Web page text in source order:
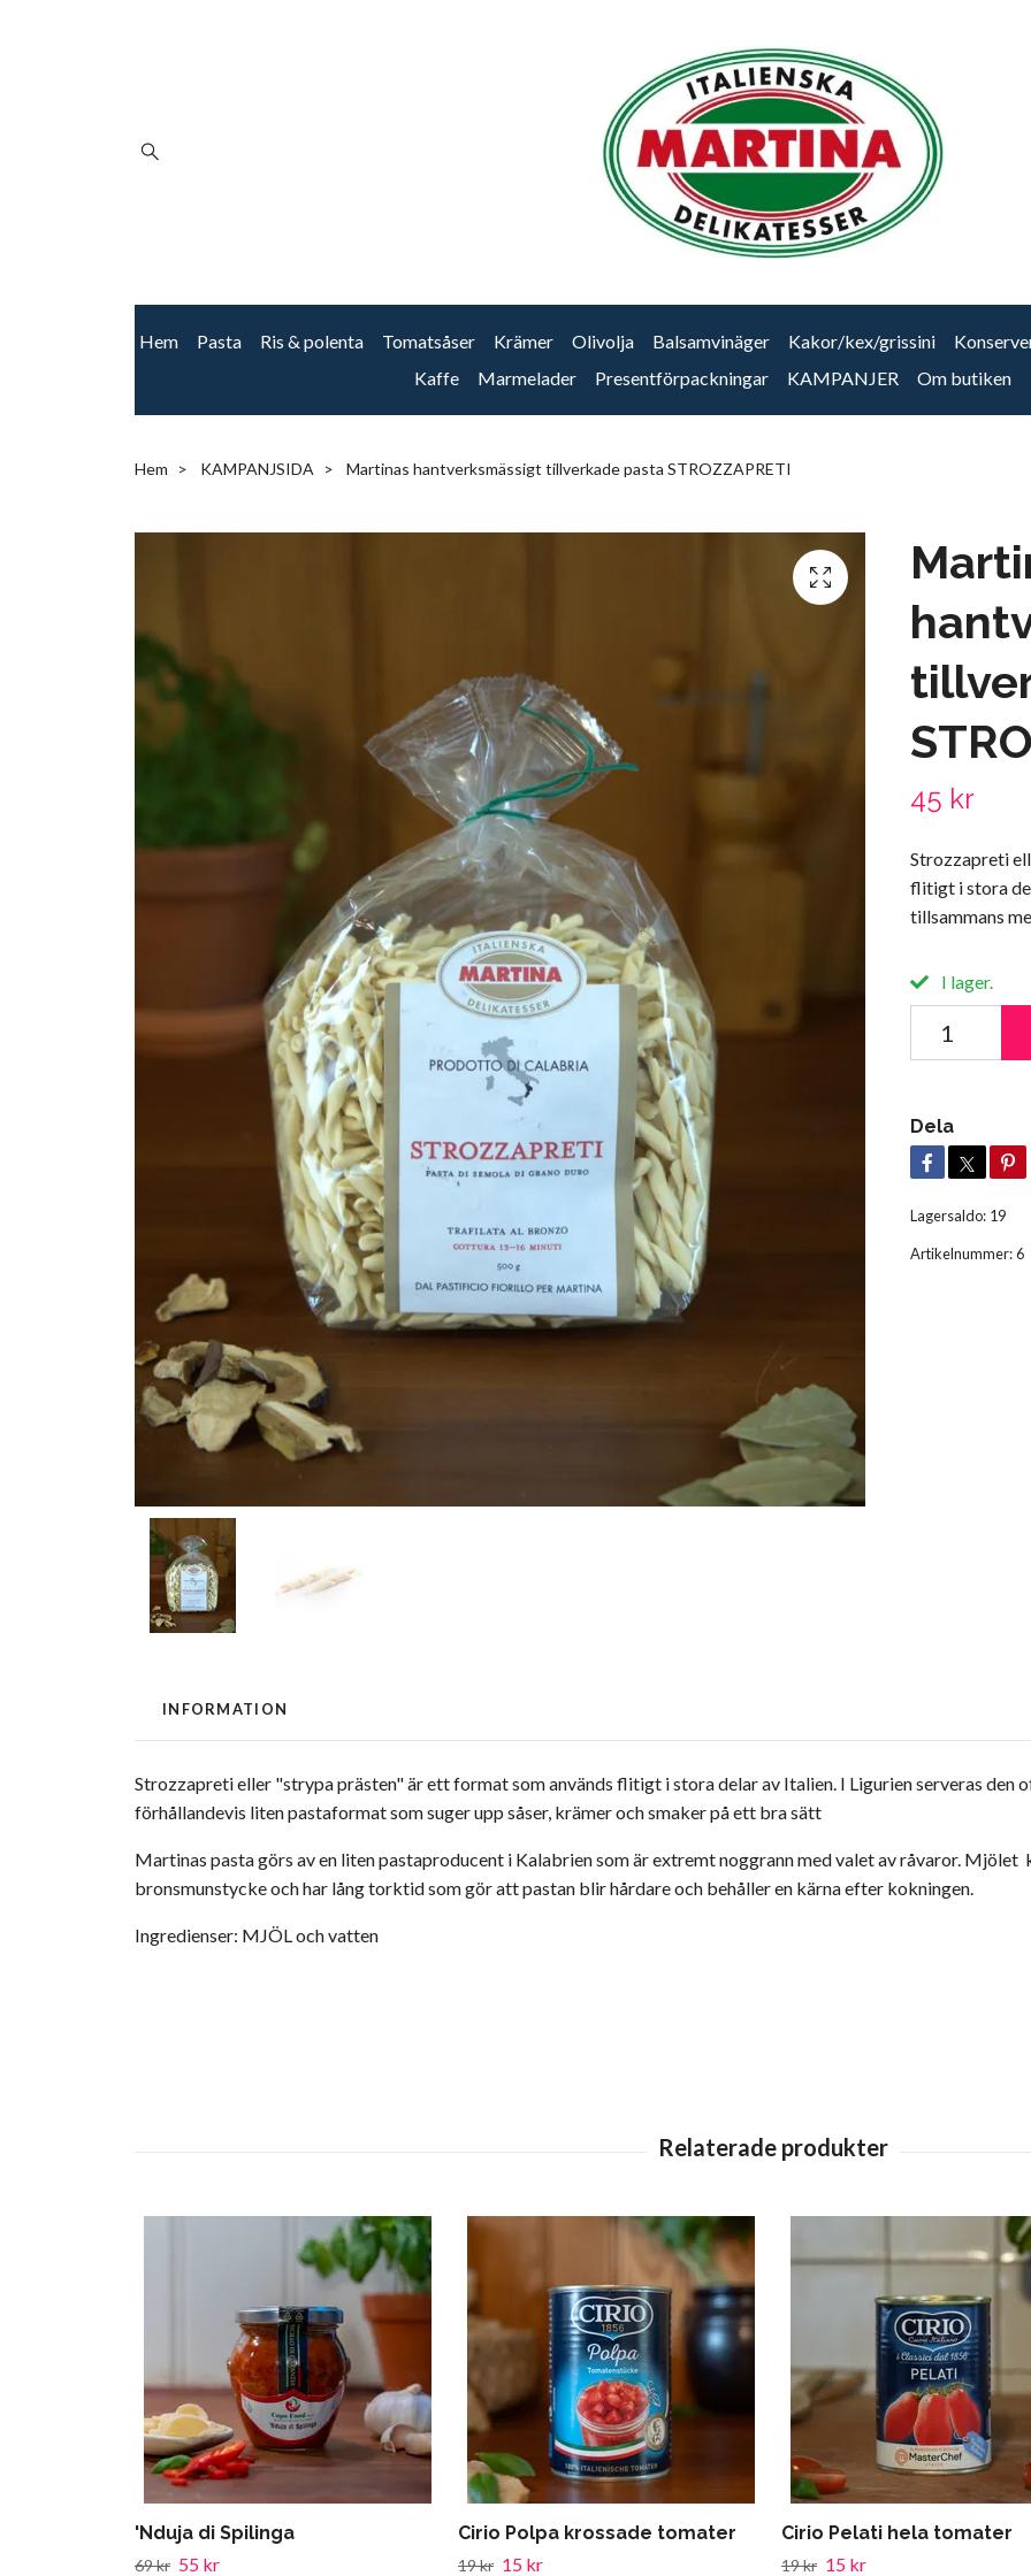
Hem Pasta Ris & polenta Tomatsåser Krämer Olivolja Balsamvinäger Kakor/kex/grissini
Kaffe
Marmelader Presentförpackningar KAMPANJER Om butiken
Hem KAMPANJSIDA Martinas hantverksmässigt tillverkade pasta STROZZAPRETI
45 kr
Strozzapreti
flitigt i stora
tillsammans
I lager.
Dela
Lagersaldo: 19
Artikelnummer:6
INFORMATION
Strozzapreti eller "strypa prästen" är ett format som används flitigt i stora delar av Italien. I Ligurien serveras den
förhållandevis liten pastaformat som suger upp såser, krämer och smaker på ett bra sätt
Martinas pasta görs av en liten pastaproducent i Kalabrien som är extremt noggrann med valet av råvaror. Mjölet
bronsmunstycke och har lång torktid som gör att pastan blir hårdare och behåller en kärna efter kokningen.
Ingredienser: MJÖL och vatten
'Nduja di Spilinga
69 kr 55 kr
Cirio Polpa krossade tomater
19 kr 15 kr
Cirio Pelati hela tomater
19 kr 15 kr